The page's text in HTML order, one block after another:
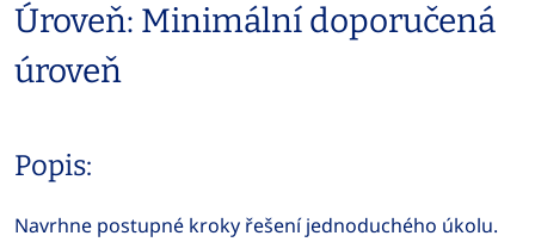
Úroveň: Minimální doporučená
úroveň
Popis:
Navrhne postupné kroky řešení jednoduchého úkolu.